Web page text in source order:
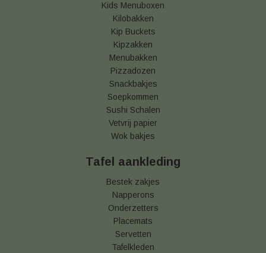
Kids Menuboxen
Kilobakken
Kip Buckets
Kipzakken
Menubakken
Pizzadozen
Snackbakjes
Soepkommen
Sushi Schalen
Vetvrij papier
Wok bakjes
Tafel aankleding
Bestek zakjes
Napperons
Onderzetters
Placemats
Servetten
Tafelkleden